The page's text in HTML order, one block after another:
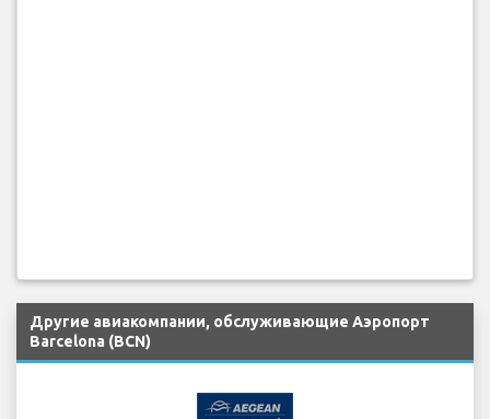
Другие авиакомпании, обслуживающие Аэропорт
Barcelona (BCN)